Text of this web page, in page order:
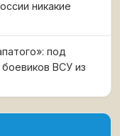
никакие
под
ВСУ из